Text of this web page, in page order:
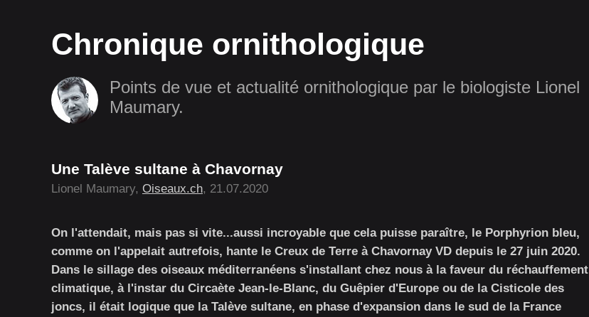
Chronique ornithologique
Points de vue et actualité ornithologique par le biologiste Lionel
Maumary.
Une Talève sultane à Chavornay
Lionel Maumary, Oiseaux.ch, 21.07.2020
On l'attendait, mais pas si vite...aussi incroyable que cela puisse paraître, le Porphyrion bleu,
comme on l'appelait autrefois, hante le Creux de Terre à Chavornay VD depuis le 27 juin 2020.
Dans le sillage des oiseaux méditerranéens s'installant chez nous à la faveur du réchauffement
climatique, à l'instar du Circaète Jean-le-Blanc, du Guêpier d'Europe ou de la Cisticole des
joncs, il était logique que la Talève sultane, en phase d'expansion dans le sud de la France